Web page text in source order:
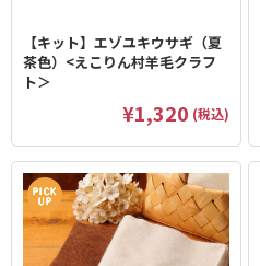
【キット】エゾユキウサギ（夏
茶色）<えこりん村羊毛クラフ
ト＞
¥1,320 (税込)